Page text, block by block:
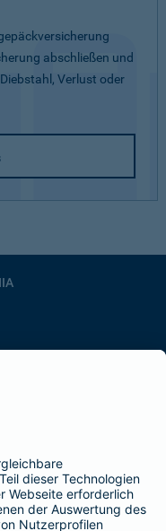
abschließen und
Verlust oder